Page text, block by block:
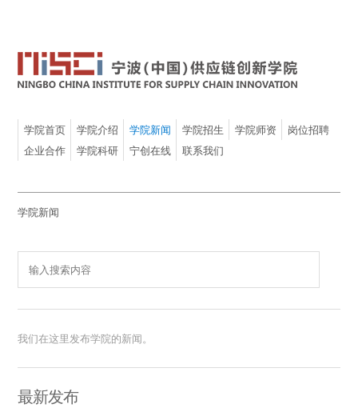
学院首页 学院介绍 学院新闻 学院招生 学院师资
岗位招聘
企业合作
学院科研 宁创在线 联系我们
学院新闻
我们在这里发布学院的新闻。
最新发布